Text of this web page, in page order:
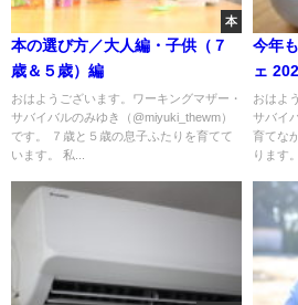
本
本の選び方／大人編・子供（７
歳＆５歳）編
おはようございます。ワーキングマザー・
サバイバルのみゆき（@miyuki_thewm）
です。 ７歳と５歳の息子ふたりを育てて
います。 私...
今年
ェ
外も！
おはよ
サバイ
育てな
ります